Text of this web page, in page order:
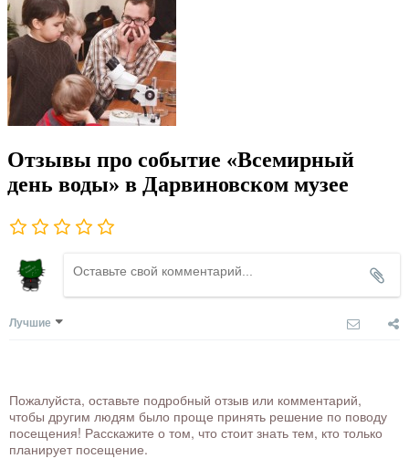
Отзывы про событие «Всемирный
день воды» в Дарвиновском музее
Лучшие
Пожалуйста, оставьте подробный отзыв или комментарий,
чтобы другим людям было проще принять решение по поводу
посещения! Расскажите о том, что стоит знать тем, кто только
планирует посещение.